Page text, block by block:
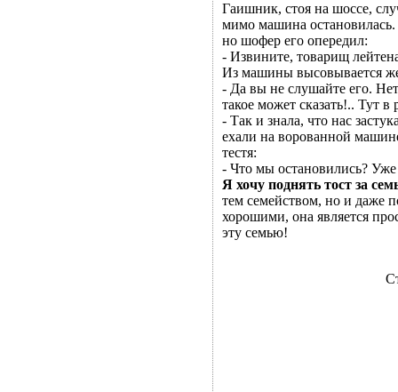
Гаишник, стоя на шоссе,
мимо машина
но шофер его опередил:
- Извините, товарищ
Из машины высовывается
- Да вы не слушайте его.
такое может сказать!.. Тут в
- Так и знала, что нас
ехали на ворованной
тестя:
- Что мы остановились? Уже
Я хочу поднять тост за
тем семейством, но и даже
хорошими, она является
эту семью!